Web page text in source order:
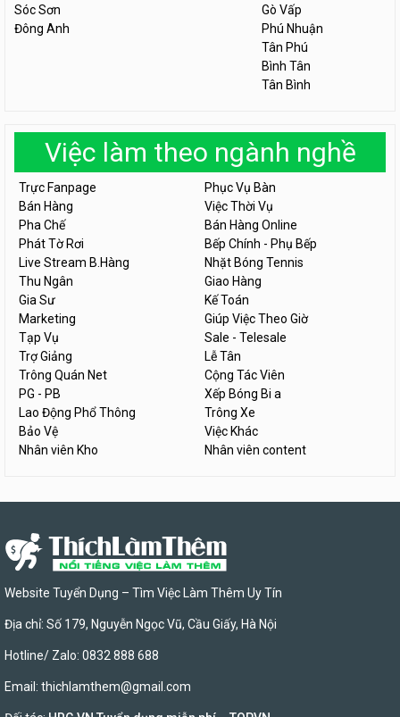
Sóc Sơn
Đông Anh
Gò Vấp
Phú Nhuận
Tân Phú
Bình Tân
Tân Bình
Việc làm theo ngành nghề
Trực Fanpage
Phục Vụ Bàn
Bán Hàng
Việc Thời Vụ
Pha Chế
Bán Hàng Online
Phát Tờ Rơi
Bếp Chính - Phụ Bếp
Live Stream B.Hàng
Nhặt Bóng Tennis
Thu Ngân
Giao Hàng
Gia Sư
Kế Toán
Marketing
Giúp Việc Theo Giờ
Tạp Vụ
Sale - Telesale
Trợ Giảng
Lễ Tân
Trông Quán Net
Cộng Tác Viên
PG - PB
Xếp Bóng Bi a
Lao Động Phổ Thông
Trông Xe
Bảo Vệ
Việc Khác
Nhân viên Kho
Nhân viên content
Website Tuyển Dụng – Tìm Việc Làm Thêm Uy Tín
Địa chỉ: Số 179, Nguyễn Ngọc Vũ, Cầu Giấy, Hà Nội
Hotline/ Zalo: 0832 888 688
Email: thichlamthem@gmail.com